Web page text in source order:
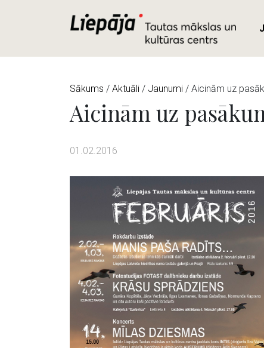
Sākums / Aktuāli / Jaunumi / Aicinām uz
Aicinām uz
01.02.2016